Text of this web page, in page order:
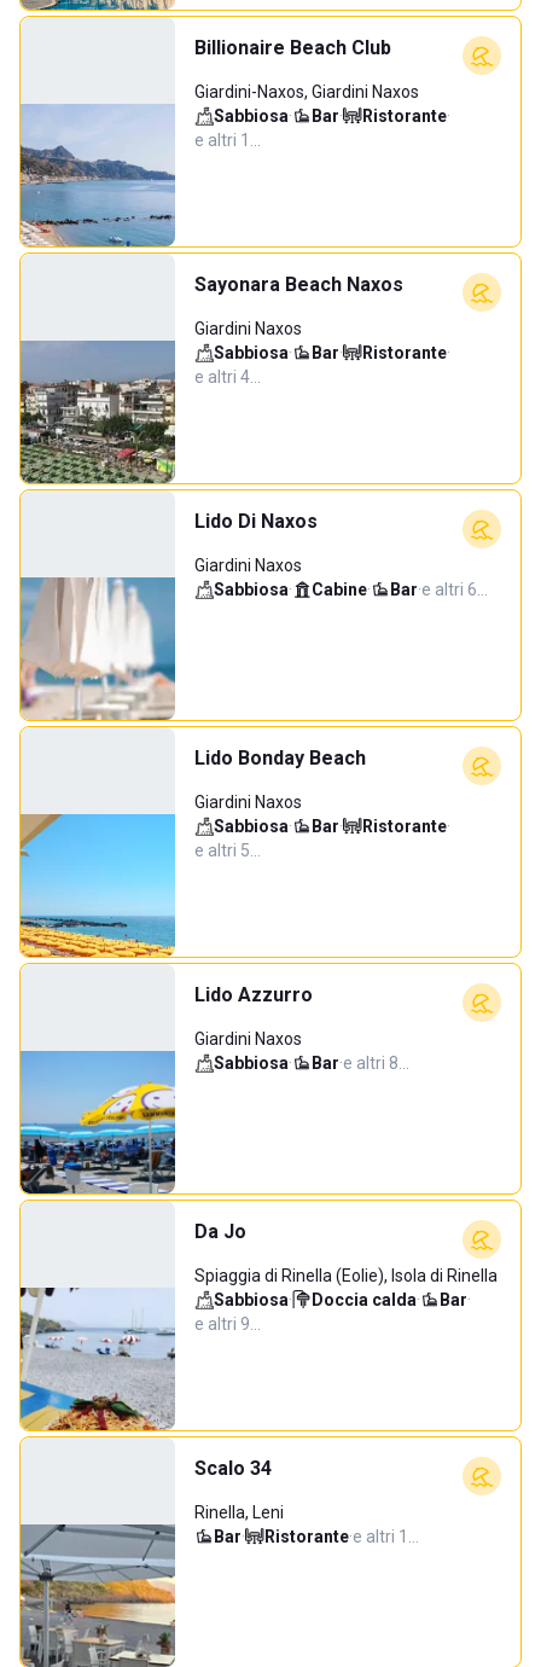
Billionaire Beach Club
Giardini-Naxos, Giardini Naxos
Sabbiosa· Bar· Ristorante·
e altri 1…
Sayonara Beach Naxos
Giardini Naxos
Sabbiosa· Bar· Ristorante·
e altri 4…
Lido Di Naxos
Giardini Naxos
Sabbiosa· Cabine· Bar·e altri 6…
Lido Bonday Beach
Giardini Naxos
Sabbiosa· Bar· Ristorante·
e altri 5…
Lido Azzurro
Giardini Naxos
Sabbiosa· Bar·e altri 8…
Da Jo
Spiaggia di Rinella (Eolie), Isola di Rinella
Sabbiosa· Doccia calda· Bar·
e altri 9…
Scalo 34
Rinella, Leni
Bar· Ristorante·e altri 1…